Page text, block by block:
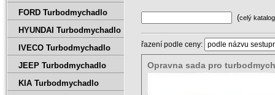
(celý katalog
řazení podle ceny:
Opravna sada pro
Galaxy 1.9 TDI 81KW
FORD Turbodmychadlo
HYUNDAI Turbodmychadlo
IVECO Turbodmychadlo
JEEP Turbodmychadlo
KIA Turbodmychadlo